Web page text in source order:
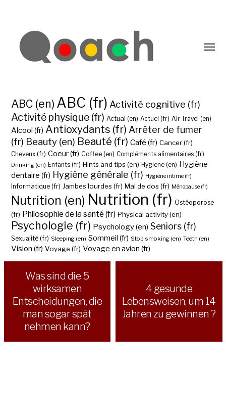
ABC (en) ABC (fr) Activité cognitive (fr)
Activité physique (fr) Actual (en) Actuel (fr) Air Travel (en)
Alcool (fr) Antioxydants (fr) Arrêter de fumer
(fr) Beauty (en) Beauté (fr) Café (fr) Cancer (fr)
Cheveux (fr) Coeur (fr) Coffee (en) Compléments alimentaires (fr)
Drinking (en) Enfants (fr) Hints and tips (en) Hygiene (en) Hygiène
dentaire (fr) Hygiène générale (fr) Hygiène intime (fr)
Informatique (fr) Jambes lourdes (fr) Mal de dos (fr) Ménopause (fr)
Nutrition (en) Nutrition (fr) Ostéoporose
(fr) Philosophie de la santé (fr) Physical activity (en)
Psychologie (fr) Psychology (en) Seniors (fr)
Sexualité (fr) Sleeping (en) Sommeil (fr) Stop smoking (en) Teeth (en)
Vision (fr) Voyage (fr) Voyage en avion (fr)
Was sind die 5
wirksamen
Entscheidungen, die
man sogar spät
nehmen kann?
4 gesunde
Lebensweisen, um 14
Jahren zu gewinnen ?